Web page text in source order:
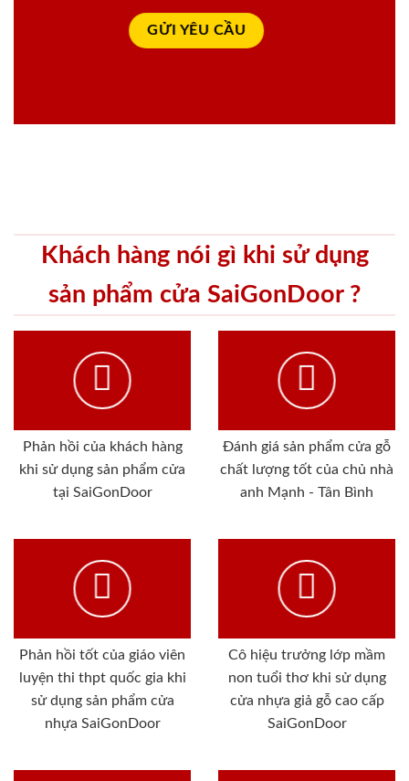
Khách hàng nói gì khi sử dụng
sản phẩm cửa SaiGonDoor ?
Phản hồi của khách hàng
khi sử dụng sản phẩm cửa
tại SaiGonDoor
Đánh giá sản phẩm cửa gỗ
chất lượng tốt của chủ nhà
anh Mạnh - Tân Bình
Phản hồi tốt của giáo viên
luyện thi thpt quốc gia khi
sử dụng sản phẩm cửa
nhựa SaiGonDoor
Cô hiệu trưởng lớp mầm
non tuổi thơ khi sử dụng
cửa nhựa giả gỗ cao cấp
SaiGonDoor